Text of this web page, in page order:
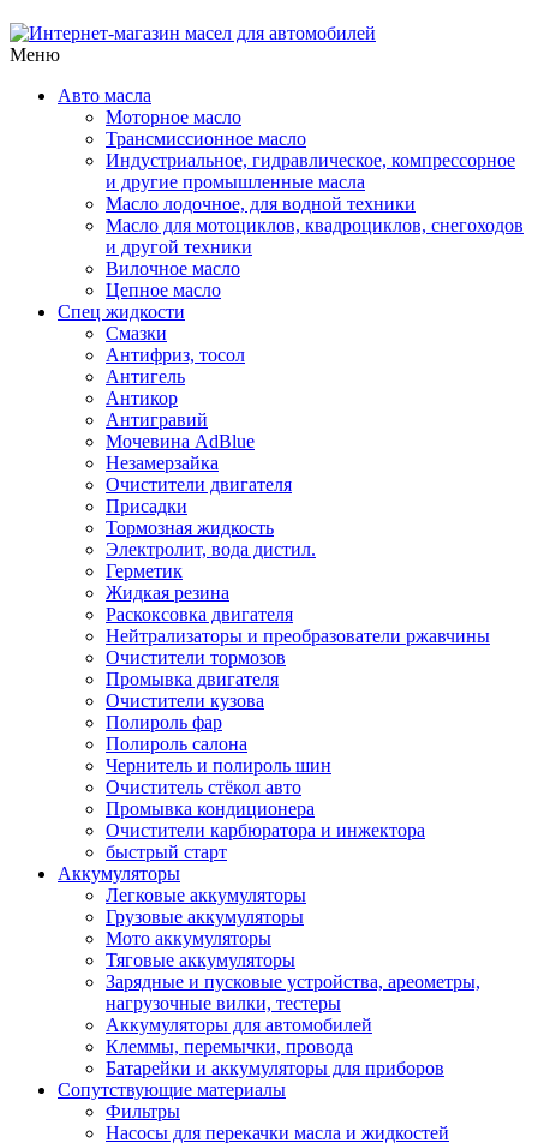
Меню
Авто масла
Моторное масло
Трансмиссионное масло
Индустриальное, гидравлическое, компрессорное
и другие промышленные масла
Масло лодочное, для водной техники
Масло для мотоциклов, квадроциклов, снегоходов
и другой техники
Вилочное масло
Цепное масло
Спец жидкости
Смазки
Антифриз, тосол
Антигель
Антикор
Антигравий
Мочевина AdBlue
Незамерзайка
Очистители двигателя
Присадки
Тормозная жидкость
Электролит, вода дистил.
Герметик
Жидкая резина
Раскоксовка двигателя
Нейтрализаторы и преобразователи ржавчины
Очистители тормозов
Промывка двигателя
Очистители кузова
Полироль фар
Полироль салона
Чернитель и полироль шин
Очиститель стёкол авто
Промывка кондиционера
Очистители карбюратора и инжектора
быстрый старт
Аккумуляторы
Легковые аккумуляторы
Грузовые аккумуляторы
Мото аккумуляторы
Тяговые аккумуляторы
Зарядные и пусковые устройства, ареометры,
нагрузочные вилки, тестеры
Аккумуляторы для автомобилей
Клеммы, перемычки, провода
Батарейки и аккумуляторы для приборов
Сопутствующие материалы
Фильтры
Насосы для перекачки масла и жидкостей